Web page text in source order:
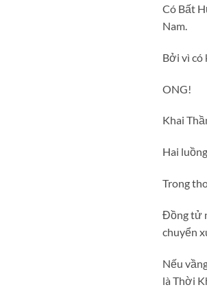
Có Bất
Nam.
Bởi vì có
ONG!
Khai
Hai
Trong
Đồng tử
chuyển
Nếu
là Thời